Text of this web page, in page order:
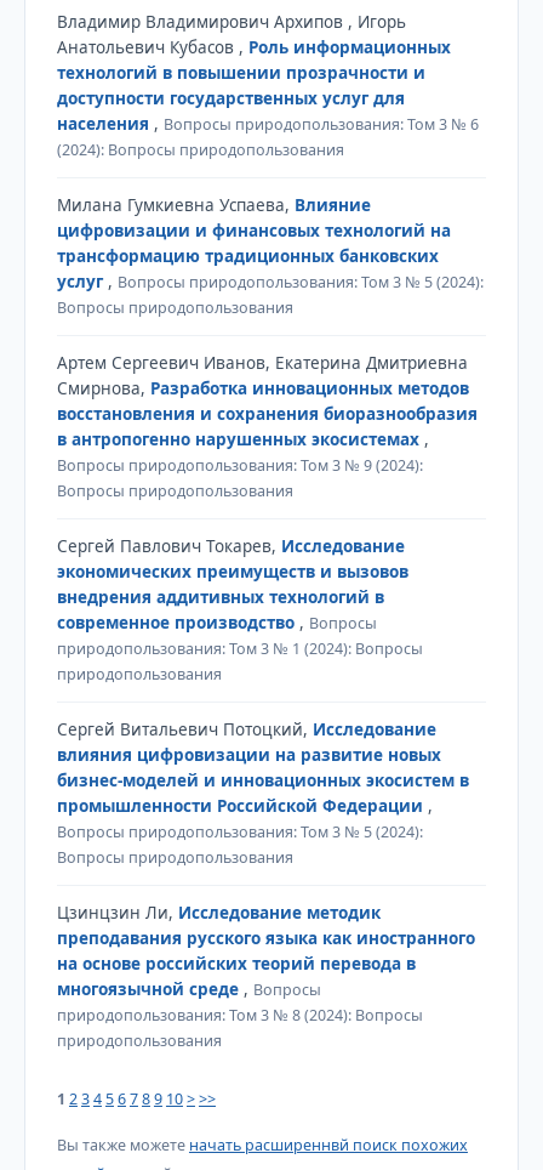
Владимир Владимирович Архипов , Игорь
Анатольевич Кубасов , Роль информационных
технологий в повышении прозрачности и
доступности государственных услуг для
населения , Вопросы природопользования: Том 3 № 6
(2024): Вопросы природопользования
Милана Гумкиевна Успаева, Влияние
цифровизации и финансовых технологий на
трансформацию традиционных банковских
услуг , Вопросы природопользования: Том 3 № 5 (2024):
Вопросы природопользования
Артем Сергеевич Иванов, Екатерина Дмитриевна
Смирнова, Разработка инновационных методов
восстановления и сохранения биоразнообразия
в антропогенно нарушенных экосистемах ,
Вопросы природопользования: Том 3 № 9 (2024):
Вопросы природопользования
Сергей Павлович Токарев, Исследование
экономических преимуществ и вызовов
внедрения аддитивных технологий в
современное производство , Вопросы
природопользования: Том 3 № 1 (2024): Вопросы
природопользования
Сергей Витальевич Потоцкий, Исследование
влияния цифровизации на развитие новых
бизнес-моделей и инновационных экосистем в
промышленности Российской Федерации ,
Вопросы природопользования: Том 3 № 5 (2024):
Вопросы природопользования
Цзинцзин Ли, Исследование методик
преподавания русского языка как иностранного
на основе российских теорий перевода в
многоязычной среде , Вопросы
природопользования: Том 3 № 8 (2024): Вопросы
природопользования
1 23456789 10>>>
Вы также можете начать расширеннвй поиск похожих